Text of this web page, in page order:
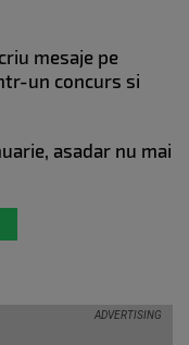
mesaje pe
un concurs si
asadar nu mai